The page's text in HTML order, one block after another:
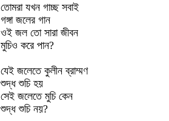
তোমরা যখন গাচ্ছ সবাই
গঙ্গা জলের গান
ওই জল তো সারা জীবন
মুচিও করে পান?
যেই জলেতে কুলীন ব্রাম্মণ
শুদ্ধ শুচি হয়
সেই জলেতে মুচি কেন
শুদ্ধ শুচি নয়?